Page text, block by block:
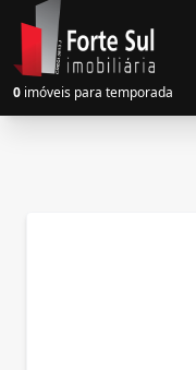
0 imóveis para temporada